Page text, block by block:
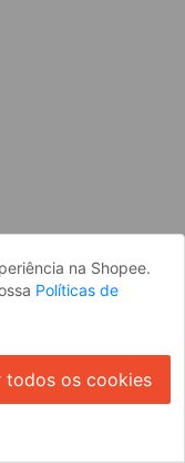
na Shopee.
Políticas de
todos os cookies